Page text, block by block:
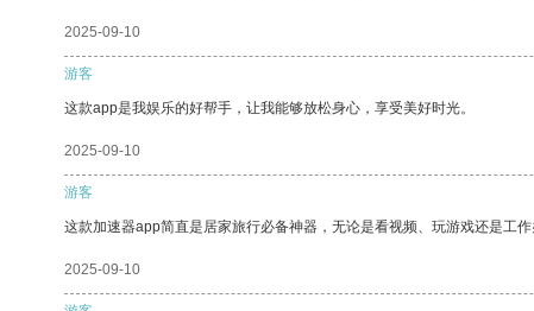
2025-09-10
游客
这款app是我娱乐的好帮手，让我能够放松身心，享受美好时光。
2025-09-10
游客
这款加速器app简直是居家旅行必备神器，无论是看视频、玩游戏还是工
2025-09-10